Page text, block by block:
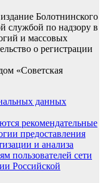
Болотнинского
службой по надзору в
и массовых
о регистрации
«Советская
данных
рекомендательные
предоставления
и анализа
пользователей сети
Российской